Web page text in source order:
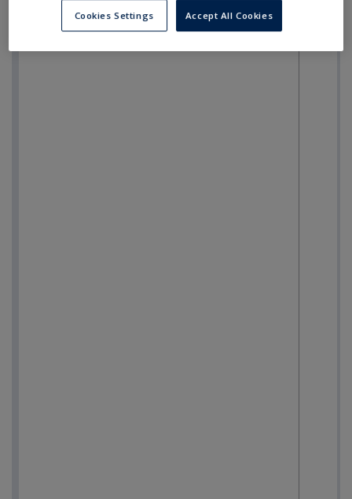
Cookies Settings Accept All Cookies